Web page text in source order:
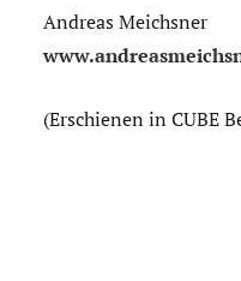
Andreas Meichsner
(Erschienen in CUBE